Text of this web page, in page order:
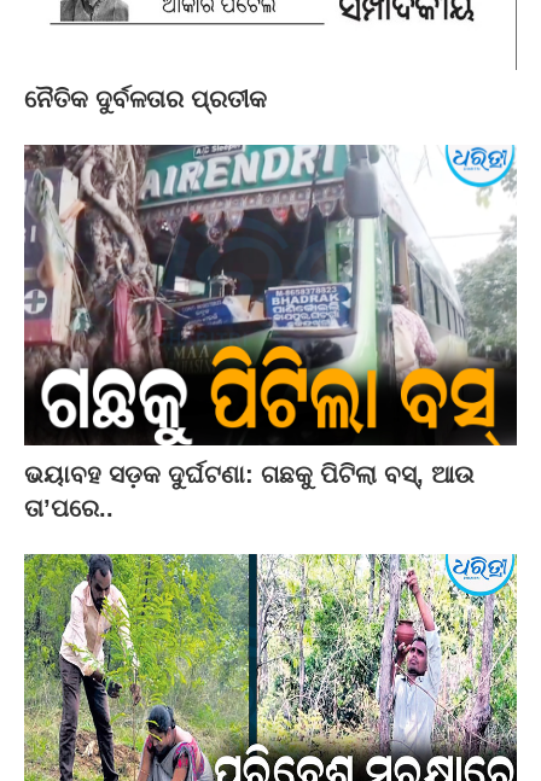
ନୈତିକ ଦୁର୍ବଳତାର ପ୍ରତୀକ
ଭୟାବହ ସଡ଼କ ଦୁର୍ଘଟଣା: ଗଛକୁ ପିଟିଲା ବସ୍‌, ଆଉ
ତା’ପରେ..